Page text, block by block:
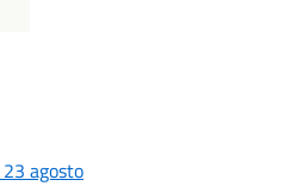
agosto